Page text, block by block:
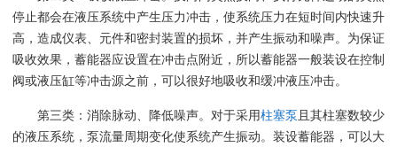
停止都会在液压系统中产生压力冲击，使系统压力在短时间内快速升
高，造成仪表、元件和密封装置的损坏，并产生振动和噪声。为保证
吸收效果，蓄能器应设置在冲击点附近，所以蓄能器一般装设在控制
阀或液压缸等冲击源之前，可以很好地吸收和缓冲液压冲击。
第三类：消除脉动、降低噪声。对于采用柱塞泵且其柱塞数较少
的液压系统，泵流量周期变化使系统产生振动。装设蓄能器，可以大